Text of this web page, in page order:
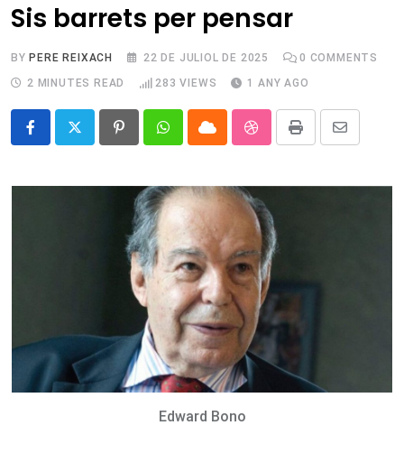
Botiga
Sis barrets per pensar
BY PERE REIXACH 22 DE JULIOL DE 2025 0 COMMENTS
2 MINUTES READ
283 VIEWS 1 ANY AGO
PinterestWhatsappCloud StumbleUpon
Print
Share
Email
Edward Bono